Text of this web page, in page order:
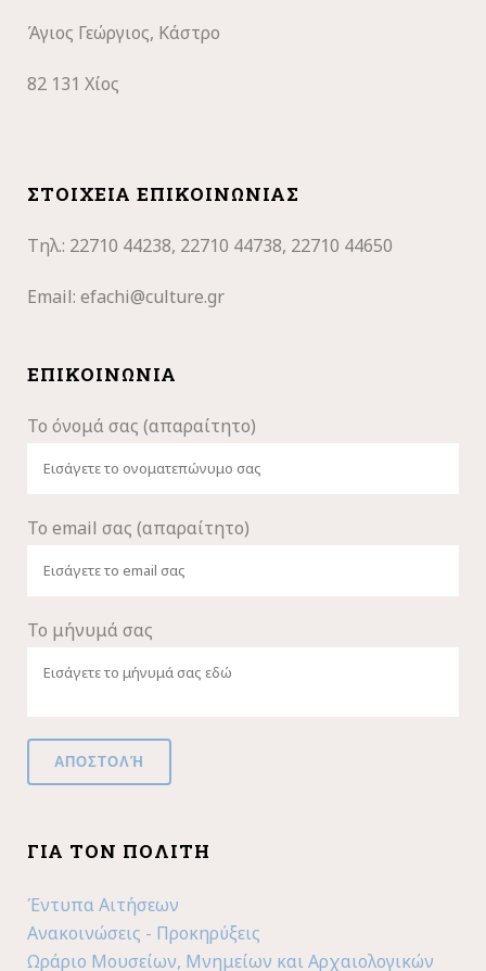
Άγιος Γεώργιος, Κάστρο
82 131 Χίος
ΣΤΟΙΧΕΊΑ ΕΠΙΚΟΙΝΩΝΊΑΣ
Τηλ.: 22710 44238, 22710 44738, 22710 44650
Email: efachi@culture.gr
ΕΠΙΚΟΙΝΩΝΊΑ
Το όνομά σας (απαραίτητο)
Το email σας (απαραίτητο)
Το μήνυμά σας
ΓΙΑ ΤΟΝ ΠΟΛΊΤΗ
Έντυπα Αιτήσεων
Ανακοινώσεις - Προκηρύξεις
Ωράριο Μουσείων, Μνημείων και Αρχαιολογικών